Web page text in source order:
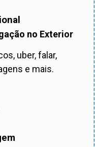
no Exterior
uber, falar,
e mais.